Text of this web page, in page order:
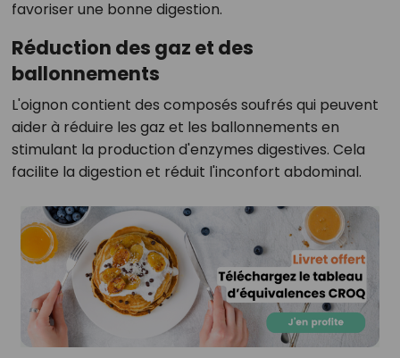
favoriser une bonne digestion.
Réduction des gaz et des
ballonnements
L'oignon contient des composés soufrés qui peuvent
aider à réduire les gaz et les ballonnements en
stimulant la production d'enzymes digestives. Cela
facilite la digestion et réduit l'inconfort abdominal.